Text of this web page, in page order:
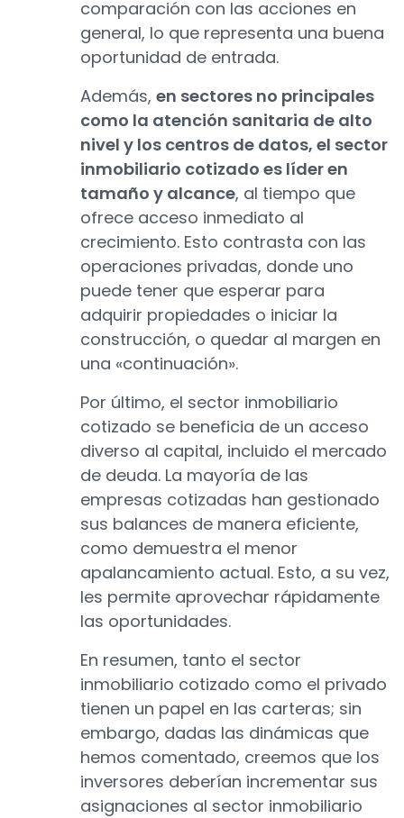
comparación con las acciones en
general, lo que representa una buena
oportunidad de entrada.
Además, en sectores no principales
como la atención sanitaria de alto
nivel y los centros de datos, el sector
inmobiliario cotizado es líder en
tamaño y alcance, al tiempo que
ofrece acceso inmediato al
crecimiento. Esto contrasta con las
operaciones privadas, donde uno
puede tener que esperar para
adquirir propiedades o iniciar la
construcción, o quedar al margen en
una «continuación».
Por último, el sector inmobiliario
cotizado se beneficia de un acceso
diverso al capital, incluido el mercado
de deuda. La mayoría de las
empresas cotizadas han gestionado
sus balances de manera eficiente,
como demuestra el menor
apalancamiento actual. Esto, a su vez,
les permite aprovechar rápidamente
las oportunidades.
En resumen, tanto el sector
inmobiliario cotizado como el privado
tienen un papel en las carteras; sin
embargo, dadas las dinámicas que
hemos comentado, creemos que los
inversores deberían incrementar sus
asignaciones al sector inmobiliario